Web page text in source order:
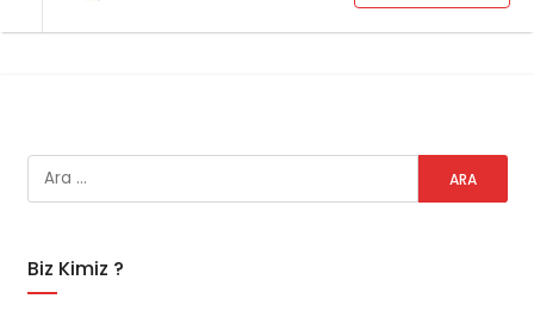
Biz Kimiz ?